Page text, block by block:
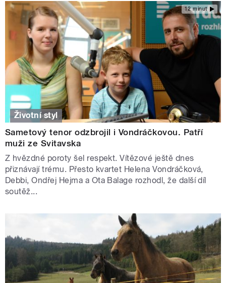
12 minut
Životní styl
Sametový tenor odzbrojil i Vondráčkovou. Patří
muži ze Svitavska
Z hvězdné poroty šel respekt. Vítězové ještě dnes
přiznávají trému. Přesto kvartet Helena Vondráčková,
Debbi, Ondřej Hejma a Ota Balage rozhodl, že další díl
soutěž...